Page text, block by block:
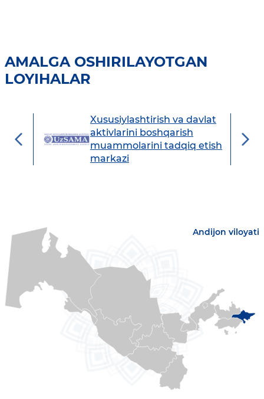
AMALGA OSHIRILAYOTGAN
LOYIHALAR
Xususiylashtirish va davlat
aktivlarini boshqarish
muammolarini tadqiq etish
markazi
Andijon viloyati